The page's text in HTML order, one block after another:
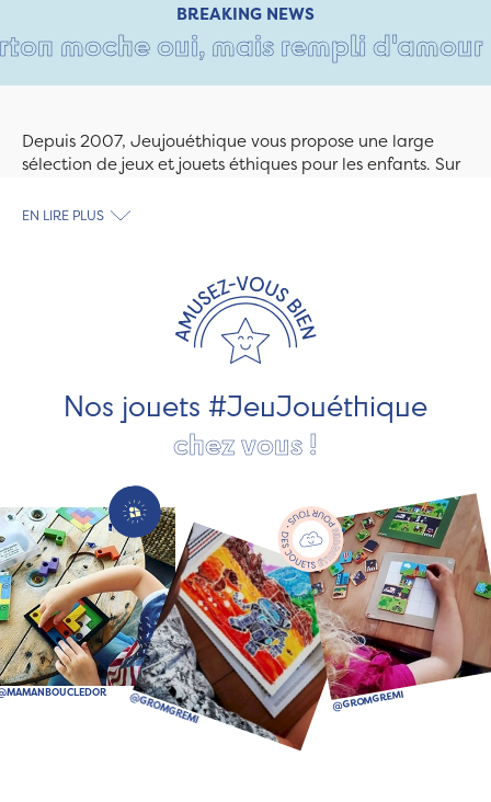
BREAKING NEWS
moche oui, mais rempli d'amour •
Depuis 2007, Jeujouéthique vous propose une large
sélection de jeux et jouets éthiques pour les enfants. Sur
découvrez le plus grand choix de jouets en bois
les jeux et jouets en bois de qualité et engagés dans le
développement durable. Ils nous fabriquent des jouets
pour les jeunes enfants, des jeux d'éveil, des jeux de
société, des jouets d'imitation, des jeux de plein air, ... et
EN LIRE PLUS
Nos jouets #JeuJouéthique
chez vous !